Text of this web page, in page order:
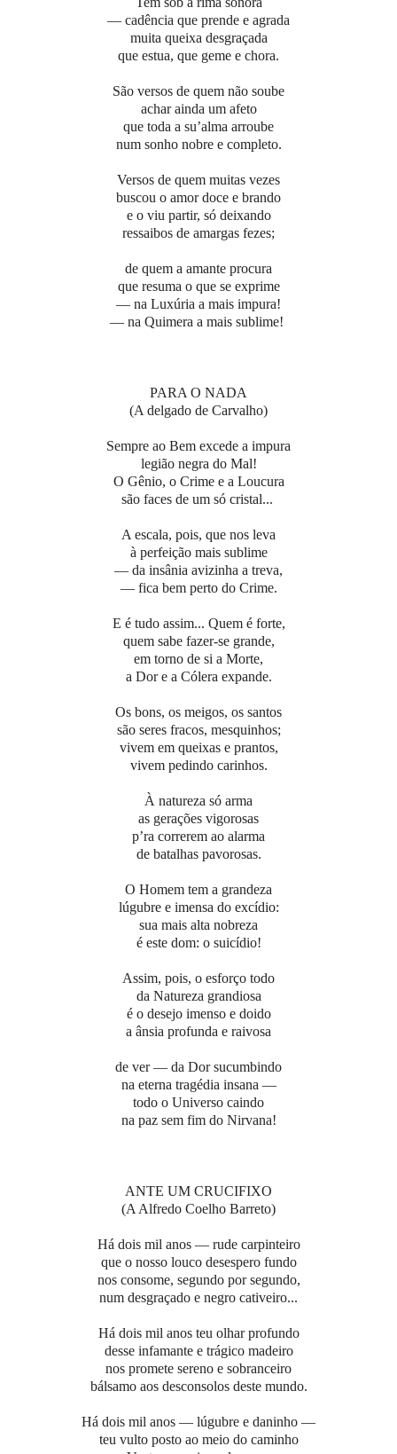
— cadência que prende e agrada
muita queixa desgraçada
que estua, que geme e chora.
São versos de quem não soube
achar ainda um afeto
que toda a su’alma arroube
num sonho nobre e completo.
Versos de quem muitas vezes
buscou o amor doce e brando
e o viu partir, só deixando
ressaibos de amargas fezes;
de quem a amante procura
que resuma o que se exprime
— na Luxúria a mais impura!
— na Quimera a mais sublime!
PARA O NADA
(A delgado de Carvalho)
Sempre ao Bem excede a impura
legião negra do Mal!
O Gênio, o Crime e a Loucura
são faces de um só cristal...
A escala, pois, que nos leva
à perfeição mais sublime
— da insânia avizinha a treva,
— fica bem perto do Crime.
E é tudo assim... Quem é forte,
quem sabe fazer-se grande,
em torno de si a Morte,
a Dor e a Cólera expande.
Os bons, os meigos, os santos
são seres fracos, mesquinhos;
vivem em queixas e prantos,
vivem pedindo carinhos.
À natureza só arma
as gerações vigorosas
p’ra correrem ao alarma
de batalhas pavorosas.
O Homem tem a grandeza
lúgubre e imensa do excídio:
sua mais alta nobreza
é este dom: o suicídio!
Assim, pois, o esforço todo
da Natureza grandiosa
é o desejo imenso e doido
a ânsia profunda e raivosa
de ver — da Dor sucumbindo
na eterna tragédia insana —
todo o Universo caindo
na paz sem fim do Nirvana!
ANTE UM CRUCIFIXO
(A Alfredo Coelho Barreto)
Há dois mil anos — rude carpinteiro
que o nosso louco desespero fundo
nos consome, segundo por segundo,
num desgraçado e negro cativeiro...
Há dois mil anos teu olhar profundo
desse infamante e trágico madeiro
nos promete sereno e sobranceiro
bálsamo aos desconsolos deste mundo.
Há dois mil anos — lúgubre e daninho —
teu vulto posto ao meio do caminho